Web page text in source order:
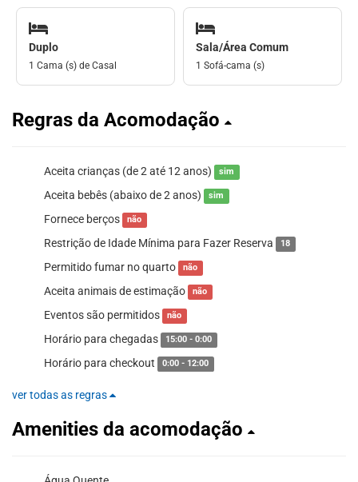
Duplo
1 Cama (s) de Casal
Sala/Área Comum
1 Sofá-cama (s)
Regras da Acomodação
Aceita crianças (de 2 até 12 anos) sim
Aceita bebês (abaixo de 2 anos) sim
Fornece berços não
Restrição de Idade Mínima para Fazer Reserva 18
Permitido fumar no quarto não
Aceita animais de estimação não
Eventos são permitidos não
Horário para chegadas 15:00 - 0:00
Horário para checkout 0:00 - 12:00
ver todas as regras
Amenities da acomodação